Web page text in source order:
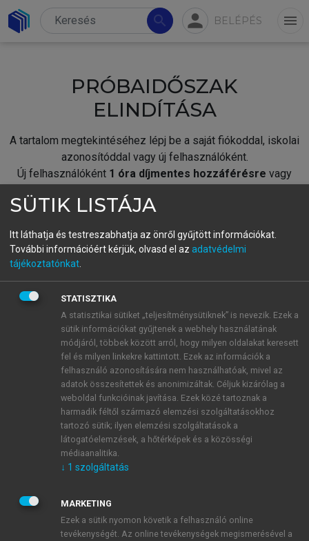
search person BELÉPÉS menu
PRÓBAIDŐSZAK
ELINDÍTÁSA
A tartalom megtekintéséhez lépj be a saját fiókoddal, iskolai
azonosítóddal vagy új felhasználóként.
Új felhasználóként 1 óra díjmentes hozzáférésre vagy
fiókoddal,vagy hozz létre új fiókot.
A regisztráció után apróbaidőszakautomatikusan
BELÉPÉS SAJÁT FIÓKKAL
ÚJ FIÓK LÉTREHOZÁSA
1 óra díjmentes hozzáférés
E-MAIL-CÍM
JELSZÓ
SÜTIK LISTÁJA
Itt láthatja és testreszabhatja az önről gyűjtött információkat.
További információért kérjük, olvasd el az adatvédelmi
tájékoztatónkat
STATISZTIKA
A statisztikai sütiket „teljesítménysütiknek” is nevezik. Ezek a
sütik információkat gyűjtenek a webhely használatának
módjáról, többek között arról, hogy milyen oldalakat keresett
fel és milyen linkekre kattintott. Ezek az információk a
felhasználó azonosítására nem használhatóak, mivel az
adatok összesítettek és anonimizáltak. Céljuk kizárólag a
weboldal funkcióinak javítása. Ezek közé tartoznak a
harmadik féltől származó elemzési szolgáltatásokhoz
tartozó sütik; ilyen elemzési szolgáltatások a
látogatóelemzések, a hőtérképek és a közösségi
médiaanalitika.
↓ 1 szolgáltatás
MARKETING
Ezek a sütik nyomon követik a felhasználó online
tevékenységét. Az online tevékenységek megismerésével a